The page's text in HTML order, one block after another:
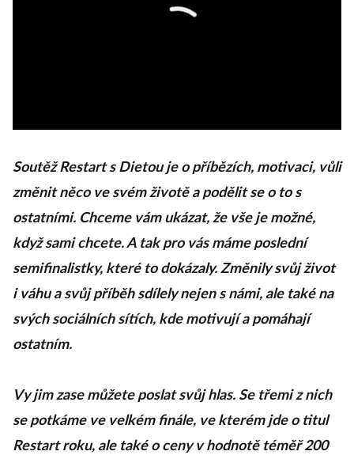
Soutěž Restart s Dietou je o příbězích, motivaci, vůli
změnit něco ve svém životě a podělit se o to s
ostatními. Chceme vám ukázat, že vše je možné,
když sami chcete. A tak pro vás máme poslední
semifinalistky, které to dokázaly. Změnily svůj život
i váhu a svůj příběh sdílely nejen s námi, ale také na
svých sociálních sítích, kde motivují a pomáhají
ostatním.
Vy jim zase můžete poslat svůj hlas. Se třemi z nich
se potkáme ve velkém finále, ve kterém jde o titul
Restart roku, ale také o ceny v hodnotě téměř 200